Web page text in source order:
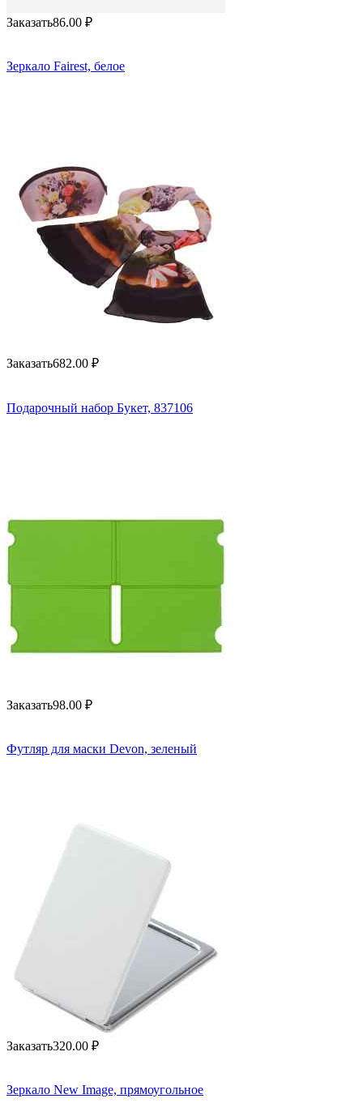
Заказать86.00 ₽
Зеркало Fairest, белое
Заказать682.00 ₽
Подарочный набор Букет, 837106
Заказать98.00 ₽
Футляр для маски Devon, зеленый
Заказать320.00 ₽
Зеркало New Image, прямоугольное